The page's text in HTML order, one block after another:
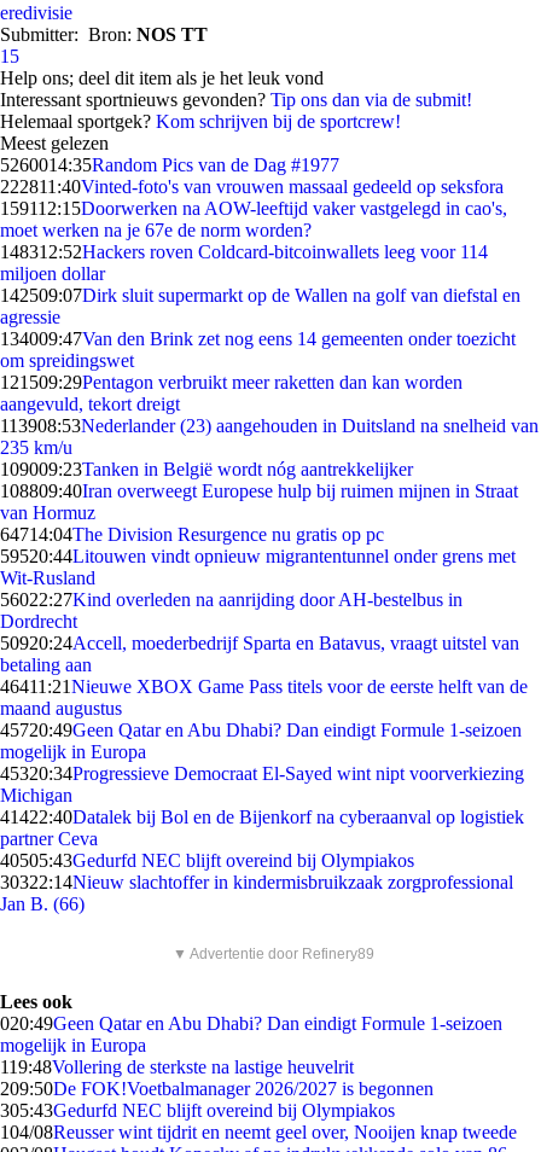
eredivisie
Submitter: Bron: NOS TT
15
Help ons; deel dit item als je het leuk vond
Interessant sportnieuws gevonden? Tip ons dan via de submit!
Helemaal sportgek? Kom schrijven bij de sportcrew!
Meest gelezen
5260014:35Random Pics van de Dag #1977
222811:40Vinted-foto's van vrouwen massaal gedeeld op seksfora
159112:15Doorwerken na AOW-leeftijd vaker vastgelegd in cao's,
moet werken na je 67e de norm worden?
148312:52Hackers roven Coldcard-bitcoinwallets leeg voor 114
miljoen dollar
142509:07Dirk sluit supermarkt op de Wallen na golf van diefstal en
agressie
134009:47Van den Brink zet nog eens 14 gemeenten onder toezicht
om spreidingswet
121509:29Pentagon verbruikt meer raketten dan kan worden
aangevuld, tekort dreigt
113908:53Nederlander (23) aangehouden in Duitsland na snelheid van
235 km/u
109009:23Tanken in België wordt nóg aantrekkelijker
108809:40Iran overweegt Europese hulp bij ruimen mijnen in Straat
van Hormuz
64714:04The Division Resurgence nu gratis op pc
59520:44Litouwen vindt opnieuw migrantentunnel onder grens met
Wit-Rusland
56022:27Kind overleden na aanrijding door AH-bestelbus in
Dordrecht
50920:24Accell, moederbedrijf Sparta en Batavus, vraagt uitstel van
betaling aan
46411:21Nieuwe XBOX Game Pass titels voor de eerste helft van de
maand augustus
45720:49Geen Qatar en Abu Dhabi? Dan eindigt Formule 1-seizoen
mogelijk in Europa
45320:34Progressieve Democraat El-Sayed wint nipt voorverkiezing
Michigan
41422:40Datalek bij Bol en de Bijenkorf na cyberaanval op logistiek
partner Ceva
40505:43Gedurfd NEC blijft overeind bij Olympiakos
30322:14Nieuw slachtoffer in kindermisbruikzaak zorgprofessional
Jan B. (66)
▼ Advertentie door Refinery89
Lees ook
020:49Geen Qatar en Abu Dhabi? Dan eindigt Formule 1-seizoen
mogelijk in Europa
119:48Vollering de sterkste na lastige heuvelrit
209:50De FOK!Voetbalmanager 2026/2027 is begonnen
305:43Gedurfd NEC blijft overeind bij Olympiakos
104/08Reusser wint tijdrit en neemt geel over, Nooijen knap tweede